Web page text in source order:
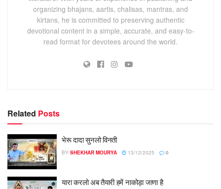
organizing bhajans, aartis, chalisas, mantras, and
kirtans, he is committed to preserving authentic
devotional content in a simple, accurate, and easy-to-
read format for devotees around the world.
Related Posts
भेरू दादा सुनलो विनती
BY SHEKHAR MOURYA 13/12/2025 0
यारा करलो अब तैयारी हमें नाकोड़ा जाणा है